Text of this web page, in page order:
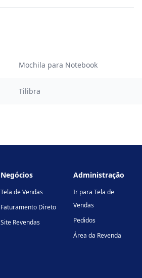
Mochila para Notebook
Tilibra
Negócios
Tela de Vendas
Faturamento Direto
Site Revendas
Administração
Ir para Tela de
Vendas
Pedidos
Área da Revenda